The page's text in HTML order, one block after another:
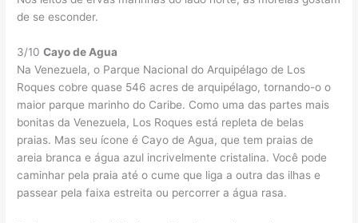
de se esconder.
3/10Cayo de Agua
Na Venezuela, o Parque Nacional do Arquipélago de Los
Roques cobre quase 546 acres de arquipélago, tornando-o o
maior parque marinho do Caribe. Como uma das partes mais
bonitas da Venezuela, Los Roques está repleta de belas
praias. Mas seu ícone é Cayo de Agua, que tem praias de
areia branca e água azul incrivelmente cristalina. Você pode
caminhar pela praia até o cume que liga a outra das ilhas e
passear pela faixa estreita ou percorrer a água rasa.